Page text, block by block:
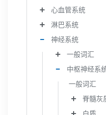
心血管系统
淋巴系统
神经系统
一般词汇
中枢神经系
一般词汇
脊髓灰